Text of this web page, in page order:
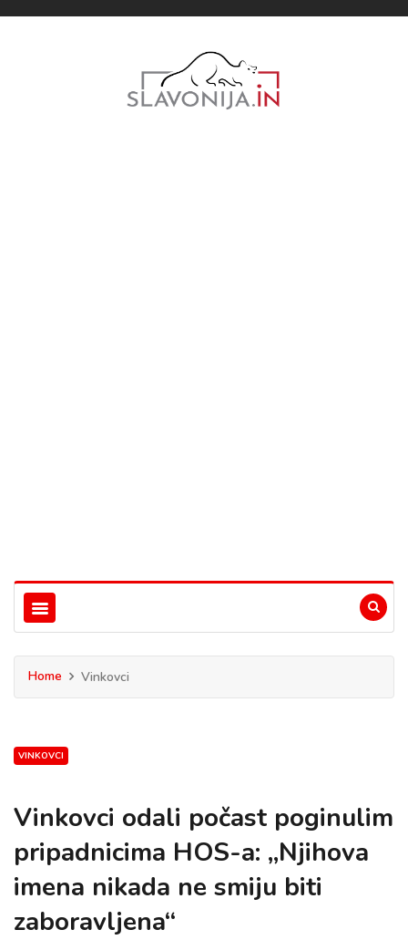
Home Vinkovci
VINKOVCI
Vinkovci odali počast poginulim
pripadnicima HOS-a: „Njihova
imena nikada ne smiju biti
zaboravljena“